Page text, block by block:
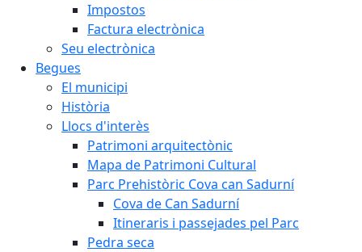
Impostos
Factura electrònica
Seu electrònica
Begues
El municipi
Història
Llocs d'interès
Patrimoni arquitectònic
Mapa de Patrimoni Cultural
Parc Prehistòric Cova can Sadurní
Cova de Can Sadurní
Itineraris i passejades pel Parc
Pedra seca